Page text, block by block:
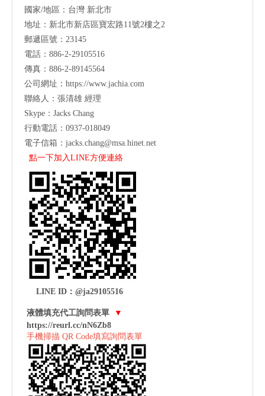
國家/地區：台灣 新北市
地址：新北市新店區寶宏路11號2樓之2
郵遞區號：23145
電話：886-2-29105516
傳真：886-2-89145564
公司網址： https://www.jachia.com
聯絡人：張清雄 經理
Skype：Jacks Chang
行動電話：0937-018049
電子信箱： jacks.chang@msa.hinet.net
點一下加入LINE方便連絡
LINE ID：@ja29105516
液體填充代工詢問表單
▼
https://reurl.cc/nN6Zb8
手機掃描 QR Code填寫詢問表單